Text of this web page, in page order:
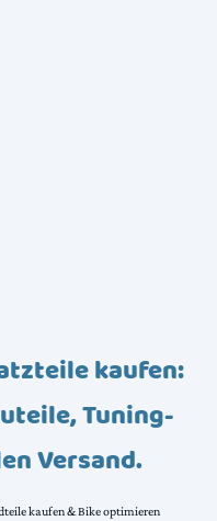
kaufen:
Tuning-
Versand.
kaufen & Bike optimieren